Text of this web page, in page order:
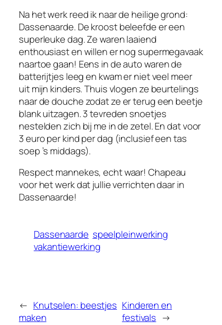
Na het werk reed ik naar de heilige grond:
Dassenaarde. De kroost beleefde er een
superleuke dag. Ze waren laaiend
enthousiast en willen er nog supermegavaak
naartoe gaan! Eens in de auto waren de
batterijtjes leeg en kwam er niet veel meer
uit mijn kinders. Thuis vlogen ze beurtelings
naar de douche zodat ze er terug een beetje
blank uitzagen. 3 tevreden snoetjes
nestelden zich bij me in de zetel. En dat voor
3 euro per kind per dag (inclusief een tas
soep ’s middags).
Respect mannekes, echt waar! Chapeau
voor het werk dat jullie verrichten daar in
Dassenaarde!
Dassenaarde speelpleinwerking
vakantiewerking
← Knutselen: beestjes
maken
Kinderen en
festivals →